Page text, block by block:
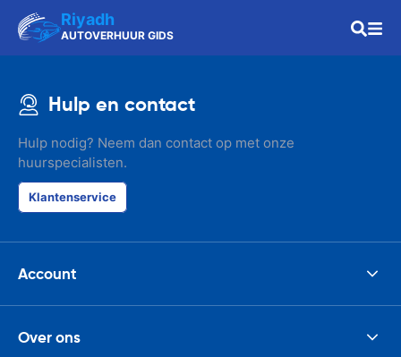
Riyadh
AUTOVERHUUR GIDS
Hulp en contact
Hulp nodig? Neem dan contact op met onze
huurspecialisten.
Klantenservice
Account
Over ons